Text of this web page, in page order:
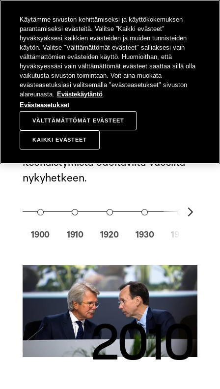
SISÄLTÖÖNAvaa valikko Sampo-
Historia
Sammon tarina alkoi vuonna 1909.
Tämä lyhyt historiikki kattaa Sampo-
konsernin keskeiset vaiheet
itsenäistymistä edeltäviltä vuosilta
nykyhetkeen.
1900 1910 1920 1930 1940
2010
Käytämme sivuston kehittämiseksi ja käyttökokemuksen
parantamiseksi evästeitä. Valitse ”Kaikki evästeet”
hyväksyäksesi kaikkien evästeiden ja muiden tunnisteiden
käytön. Valitse "Välttämättömät evästeet" salliaksesi vain
välttämättömien evästeiden käyttö. Huomioithan, että
hyväksyessäsi vain välttämättömät evästeet saattaa sillä olla
vaikutusta sivuston toimintaan. Voit aina muokata
evästeasetuksiasi valitsemalla "evästeasetukset" sivuston
alareunasta. Evästekäytäntö
Evästeasetukset
VÄLTTÄMÄTTÖMÄT EVÄSTEET
KAIKKI EVÄSTEET